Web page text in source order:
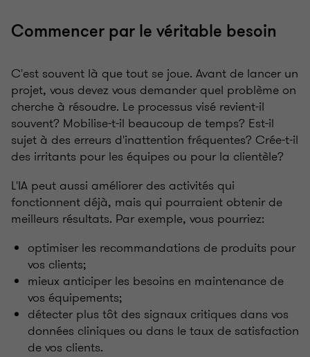
Commencer par le véritable besoin
C'est souvent là que tout se joue. Avant de lancer un
projet, vous devez vous demander quel problème on
cherche à résoudre. Le processus visé revient-il
souvent? Mobilise-t-il beaucoup de temps? Est-il
sujet à des erreurs d'inattention fréquentes? Crée-t-il
des irritants pour les équipes ou pour la clientèle?
L'IA peut aussi améliorer des activités qui
fonctionnent déjà, mais qui pourraient obtenir de
meilleurs résultats. Par exemple, vous pourriez:
optimiser les recommandations de produits pour
vos clients;
mieux anticiper les besoins en maintenance de
vos équipements;
détecter plus tôt des signaux critiques dans vos
données cliniques ou dans le taux de satisfaction
de vos clients.